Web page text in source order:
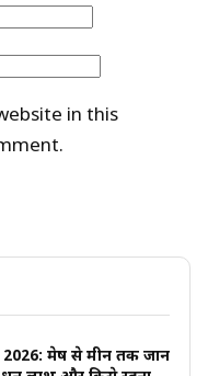
in this
मेष से मीन तक जानें